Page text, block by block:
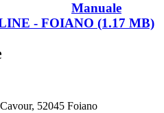
Manuale
- FOIANO (1.17 MB)
52045 Foiano